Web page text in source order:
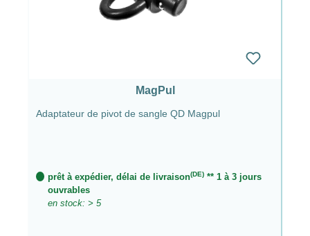
MagPul
Adaptateur de pivot de sangle QD Magpul
prêt à expédier, délai de livraison(DE) ** 1 à 3 jours
ouvrables
en stock: > 5